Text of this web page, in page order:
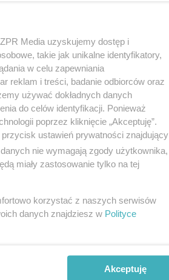
Media uzyskujemy dostęp i
takie jak unikalne identyfikatory,
w celu zapewniania
reklam i treści, badanie odbiorców oraz
używać dokładnych danych
do celów identyfikacji. Ponieważ
poprzez kliknięcie „Akceptuję”.
ustawień prywatności znajdujący
nie wymagają zgody użytkownika,
miały zastosowanie tylko na tej
korzystać z naszych serwisów
danych znajdziesz w Polityce
Akceptuję